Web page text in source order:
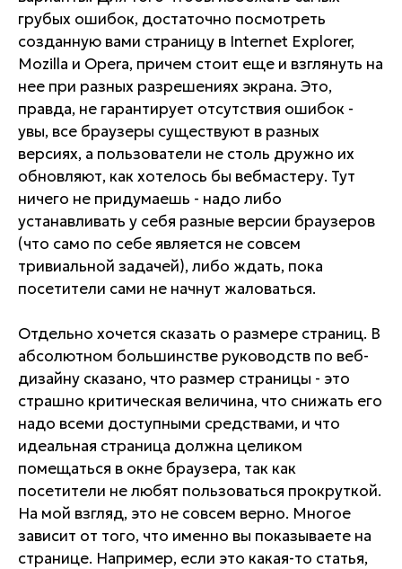
грубых ошибок, достаточно посмотреть
созданную вами страницу в Internet Explorer,
Mozilla и Opera, причем стоит еще и взглянуть на
нее при разных разрешениях экрана. Это,
правда, не гарантирует отсутствия ошибок -
увы, все браузеры существуют в разных
версиях, а пользователи не столь дружно их
обновляют, как хотелось бы вебмастеру. Тут
ничего не придумаешь - надо либо
устанавливать у себя разные версии браузеров
(что само по себе является не совсем
тривиальной задачей), либо ждать, пока
посетители сами не начнут жаловаться.
Отдельно хочется сказать о размере страниц. В
абсолютном большинстве руководств по веб-
дизайну сказано, что размер страницы - это
страшно критическая величина, что снижать его
надо всеми доступными средствами, и что
идеальная страница должна целиком
помещаться в окне браузера, так как
посетители не любят пользоваться прокруткой.
На мой взгляд, это не совсем верно. Многое
зависит от того, что именно вы показываете на
странице. Например, если это какая-то статья,